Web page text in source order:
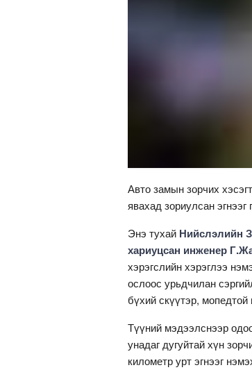
Авто замын зорчих
явахад зориулсан эгнээг
Энэ тухай Нийслэлийн
хариуцсан инженер
хэрэгслийн хэрэглээ
ослоос урьдчилан
бүхий скүүтэр, мопедтой
Түүний мэдээлснээр
унадаг дугуйтай хүн
километр урт эгнээг